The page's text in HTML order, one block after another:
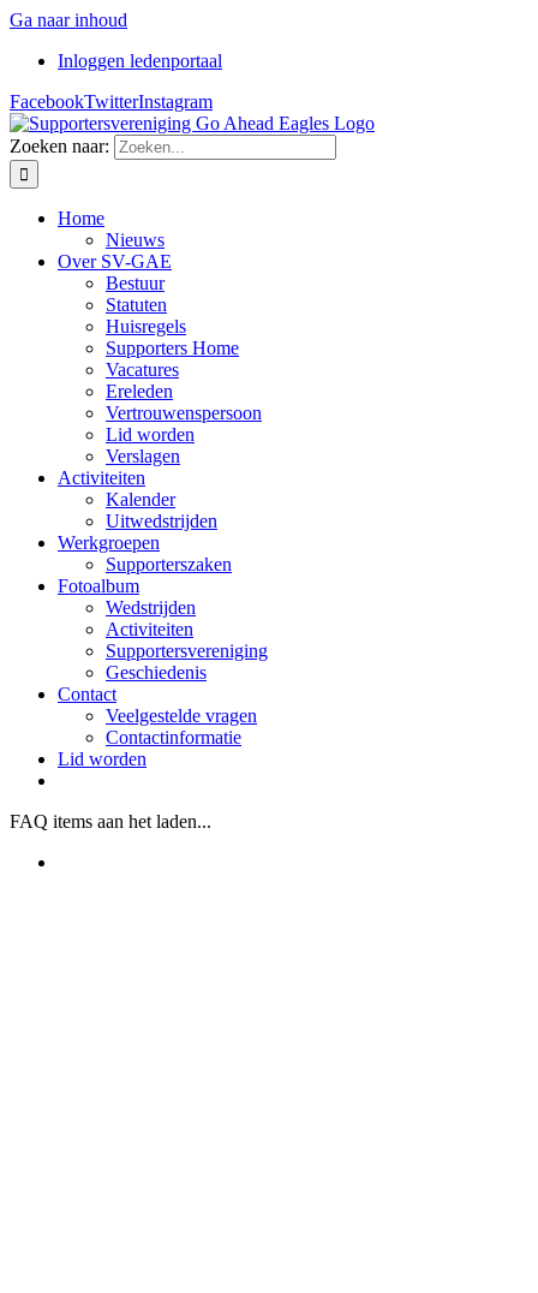
Ga naar inhoud
Inloggen ledenportaal
FacebookTwitterInstagram
Zoeken naar:
Home
Nieuws
Over SV-GAE
Bestuur
Statuten
Huisregels
Supporters Home
Vacatures
Ereleden
Vertrouwenspersoon
Lid worden
Verslagen
Activiteiten
Kalender
Uitwedstrijden
Werkgroepen
Supporterszaken
Fotoalbum
Wedstrijden
Activiteiten
Supportersvereniging
Geschiedenis
Contact
Veelgestelde vragen
Contactinformatie
Lid worden
FAQ items aan het laden...